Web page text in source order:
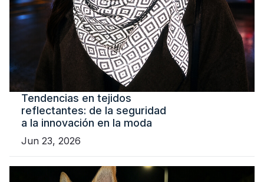
Tendencias en tejidos
reflectantes: de la seguridad
a la innovación en la moda
Jun 23, 2026